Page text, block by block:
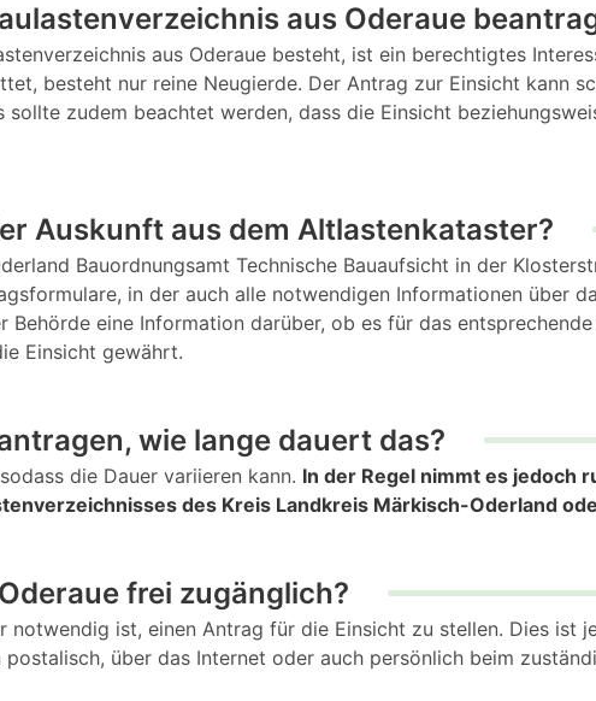
aus Oderaue
aus Oderaue besteht, ist ein berechtigtes
besteht nur reine Neugierde. Der Antrag zur Einsicht kann
zudem beachtet werden, dass die Einsicht
Auskunft aus dem Altlastenkataster?
Bauordnungsamt Technische Bauaufsicht in der
in der auch alle notwendigen Informationen über
Behörde eine Information darüber, ob es für das
Einsicht gewährt.
wie lange dauert das?
die Dauer variieren kann. In der Regel nimmt es jedoch
des Kreis Landkreis Märkisch-Oderland
frei zugänglich?
ist, einen Antrag für die Einsicht zu stellen. Dies ist
über das Internet oder auch persönlich beim